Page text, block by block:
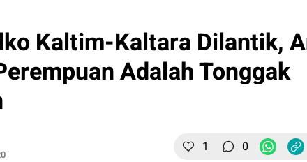
Kaltim-Kaltara Dilantik,
Adalah Tonggak
1 0